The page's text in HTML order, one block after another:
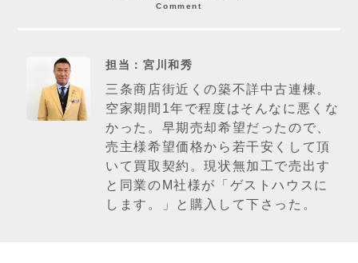
Comment
担当：宮川和秀
三条商店街近くの築不詳中古連棟。
空家期間1年で程度はそんなに悪くな
かった。早期売却希望だったので、
売主様希望価格から若干安くして頂
いて買取契約。現状無加工で売出す
と同業のM社様が「ゲストハウスに
します。」と購入して下さった。